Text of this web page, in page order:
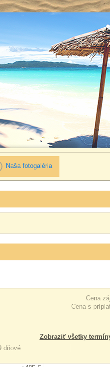
Naša fotogaléria
Cena
Cena s
Zobraziť všetky
dňové